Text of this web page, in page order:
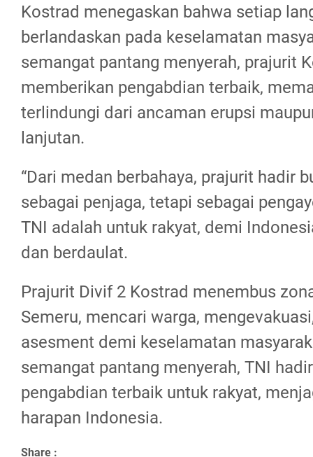
Kostrad menegaskan bahwa setiap
berlandaskan pada keselamatan
semangat pantang menyerah, prajurit
memberikan pengabdian terbaik,
terlindungi dari ancaman erupsi
lanjutan.
“Dari medan berbahaya, prajurit hadir
sebagai penjaga, tetapi sebagai
TNI adalah untuk rakyat, demi
dan berdaulat.
Prajurit Divif 2 Kostrad menembus
Semeru, mencari warga,
asesment demi keselamatan
semangat pantang menyerah, TNI
pengabdian terbaik untuk rakyat,
harapan Indonesia.
Share :